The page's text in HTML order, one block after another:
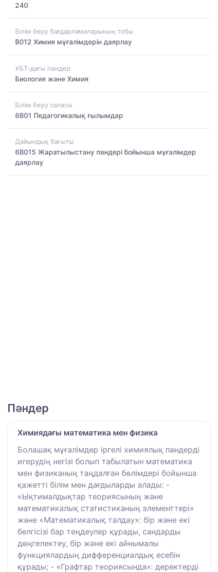
240
Білім беру бағдарламаларының тобы
B012 Химия мұғалімдерін даярлау
ҰБТ-дағы пәндер
Биология және Химия
Білім беру саласы
6B01 Педагогикалық ғылымдар
Дайындық бағыты
6B015 Жаратылыстану пәндері бойынша мұғалімдер
даярлау
Пәндер
Химиядағы математика мен физика
Болашақ мұғалімдер іргелі химиялық пәндерді
игерудің негізі болып табылатын математика
мен физиканың таңдалған бөлімдері бойынша
қажетті білім мен дағдыларды алады: -
«Ықтималдықтар теориясының және
математикалық статистиканың элементтері»
және «Математикалық талдау»: бір және екі
белгісізі бар теңдеулер құрады, сандарды
дөңгелектеу, бір және екі айнымалы
функциялардың дифференциалдық есебін
құрады; - «Графтар теориясында»: деректерді